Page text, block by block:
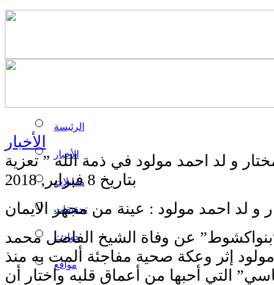
الرئيسة
الأخبار
مقابلات
تحقيقات
حوادث
مواقع
الأخبار
بتاريخ 8 فبراير, 2018
و لد احمد مولود : عينة من مجهر الايمان
عن وفاة الشيخ الفاضل محمد
إثر وعكة صحية مفاجئة ألمت به منذ
التي أحبها من أعماق قلبه واختار أن